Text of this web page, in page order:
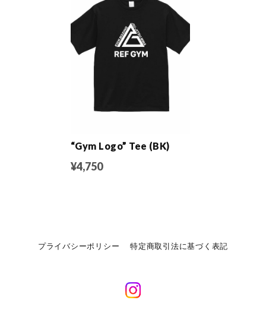
“Gym Logo” Tee (BK)
¥4,750
プライバシーポリシー 特定商取引法に基づく表記